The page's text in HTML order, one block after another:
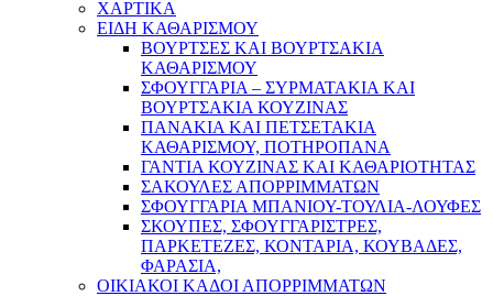
ΧΑΡΤΙΚΑ
ΕΙΔΗ ΚΑΘΑΡΙΣΜΟΥ
ΒΟΥΡΤΣΕΣ ΚΑΙ ΒΟΥΡΤΣΑΚΙΑ
ΚΑΘΑΡΙΣΜΟΥ
ΣΦΟΥΓΓΑΡΙΑ – ΣΥΡΜΑΤΑΚΙΑ ΚΑΙ
ΒΟΥΡΤΣΑΚΙΑ ΚΟΥΖΙΝΑΣ
ΠΑΝΑΚΙΑ ΚΑΙ ΠΕΤΣΕΤΑΚΙΑ
ΚΑΘΑΡΙΣΜΟΥ, ΠΟΤΗΡΟΠΑΝΑ
ΓΑΝΤΙΑ ΚΟΥΖΙΝΑΣ ΚΑΙ ΚΑΘΑΡΙΟΤΗΤΑΣ
ΣΑΚΟΥΛΕΣ ΑΠΟΡΡΙΜΜΑΤΩΝ
ΣΦΟΥΓΓΑΡΙΑ ΜΠΑΝΙΟΥ-ΤΟΥΛΙΑ-ΛΟΥΦΕΣ
ΣΚΟΥΠΕΣ, ΣΦΟΥΓΓΑΡΙΣΤΡΕΣ,
ΠΑΡΚΕΤΕΖΕΣ, ΚΟΝΤΑΡΙΑ, ΚΟΥΒΑΔΕΣ,
ΦΑΡΑΣΙΑ,
ΟΙΚΙΑΚΟΙ ΚΑΔΟΙ ΑΠΟΡΡΙΜΜΑΤΩΝ